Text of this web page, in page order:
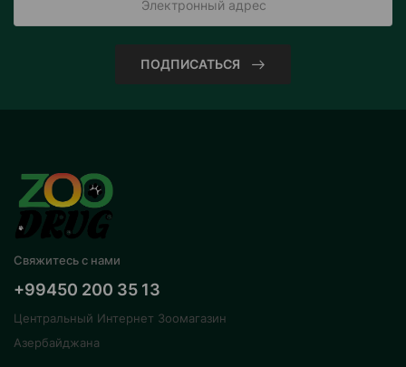
ПОДПИСАТЬСЯ
Свяжитесь с нами
+99450 200 35 13
Центральный Интернет Зоомагазин
Азербайджана